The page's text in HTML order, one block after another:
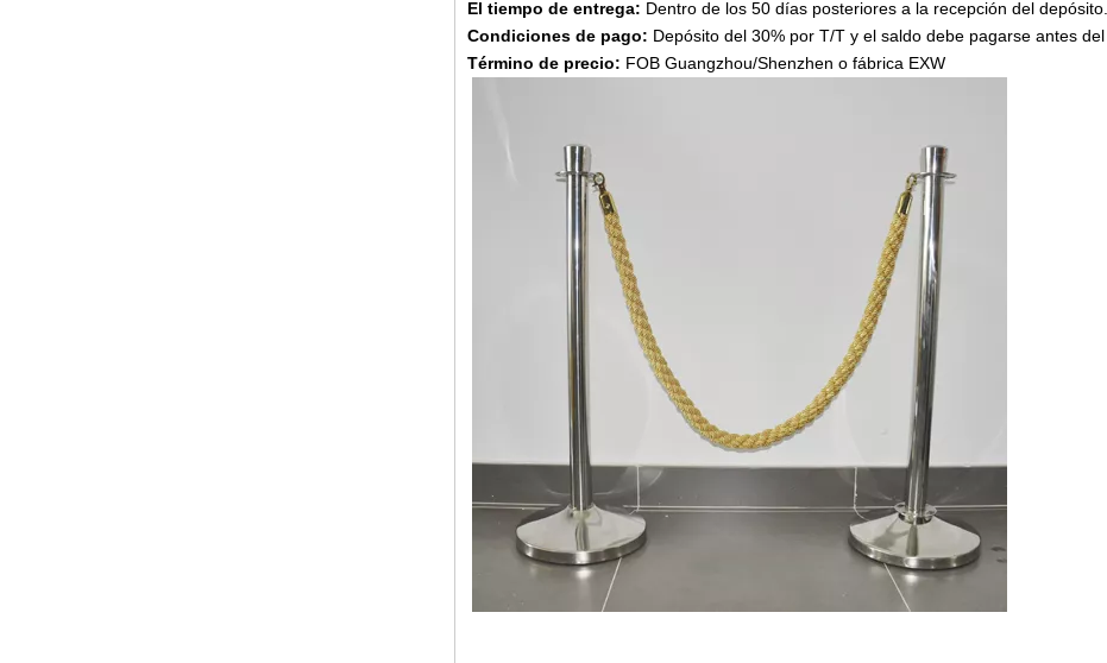
El tiempo de entrega: Dentro de los 50 días posteriores a la recepción del depósito.
Condiciones de pago: Depósito del 30% por T/T y el saldo debe pagarse antes del
Término de precio: FOB Guangzhou/Shenzhen o fábrica EXW